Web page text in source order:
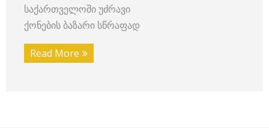
საქართველოში უძრავი
ქონების ბაზარი სწრაფად
Read More